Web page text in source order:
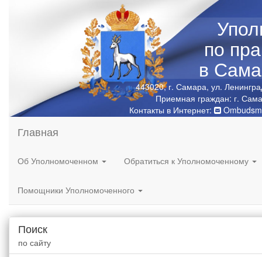
по
в
443020, г. Самара, ул.
Приемная граждан: г.
Контакты в Интернет:
Главная
Об Уполномоченном Обратиться к Уполномоченному
Помощники Уполномоченного
Поиск
по сайту